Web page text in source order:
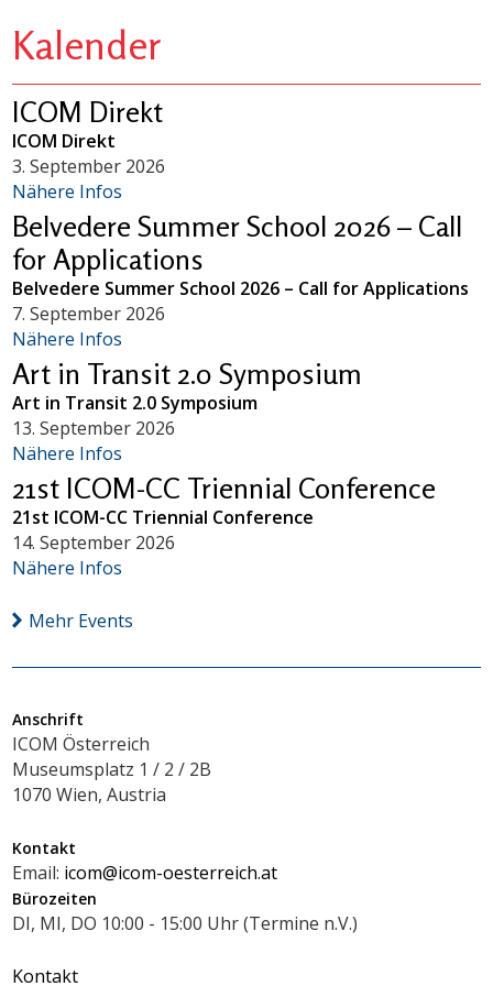
Kalender
ICOM Direkt
ICOM Direkt
3. September 2026
Nähere Infos
Belvedere Summer School 2026 – Call
for Applications
Belvedere Summer School 2026 – Call for Applications
7. September 2026
Nähere Infos
Art in Transit 2.0 Symposium
Art in Transit 2.0 Symposium
13. September 2026
Nähere Infos
21st ICOM-CC Triennial Conference
21st ICOM-CC Triennial Conference
14. September 2026
Nähere Infos
Mehr Events
Anschrift
ICOM Österreich
Museumsplatz 1 / 2 / 2B
1070 Wien, Austria
Kontakt
Email: icom@icom-oesterreich.at
Bürozeiten
DI, MI, DO 10:00 - 15:00 Uhr (Termine n.V.)
Kontakt